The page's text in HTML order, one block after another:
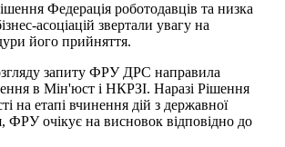
Федерація роботодавців та низка
асоціацій звертали увагу на
його прийняття.
запиту ФРУ ДРС направила
в Мін'юст і НКРЗІ. Наразі Рішення
на етапі вчинення дій з державної
ФРУ очікує на висновок відповідно до